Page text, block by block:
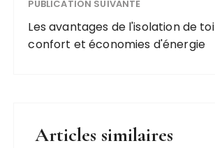
PUBLICATION SUIVANTE
Les avantages de l'isolation de
confort et économies d'énergie
Articles similaires